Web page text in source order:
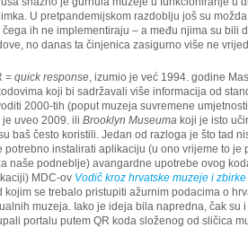
U pretpandemijskom razdoblju još su
ih ne implementiraju – a među njima su bili
no danas ta činjenica zasigurno više ne
= quick response, izumio je već 1994. godine
koji bi sadržavali više informacija od
2000-tih (poput muzeja suvremene
uveo 2009. ili Brooklyn Museuma koji je isto
baš često koristili. Jedan od razloga je što tad
potrebno instalirati aplikaciju (u ono vrijeme to je
naše podneblje) avangardne upotrebe ovog
MDC-ov Vodič kroz hrvatske muzeje i zbirke
kojim se trebalo pristupiti ažurnim podacima o
muzeja. Iako je ideja bila napredna, čak su
portalu putem QR koda složenog od sličica